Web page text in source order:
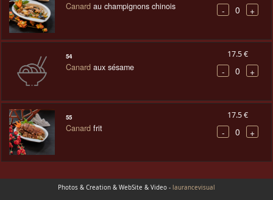
Canardau champignons chinois - 0 +
54
Canardaux sésame
17.5 €
- 0 +
55
Canardfrit
17.5 €
- 0 +
Photos & Creation & WebSite & Video - laurancevisual